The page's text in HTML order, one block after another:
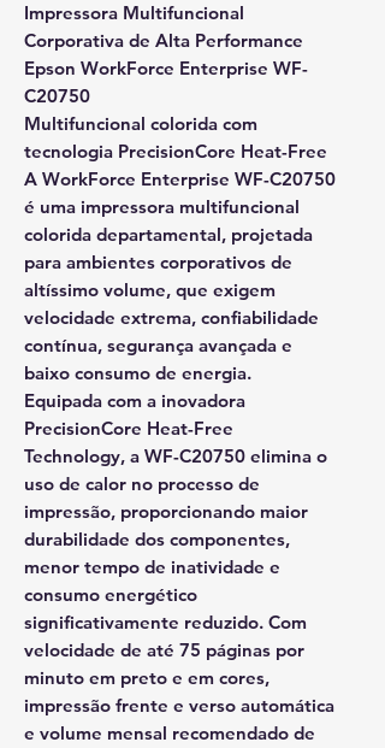
Impressora Multifuncional
Corporativa de Alta Performance
Epson WorkForce Enterprise WF-
C20750
Multifuncional colorida com
tecnologia PrecisionCore Heat-Free
A WorkForce Enterprise WF-C20750
é uma impressora multifuncional
colorida departamental, projetada
para ambientes corporativos de
altíssimo volume, que exigem
velocidade extrema, confiabilidade
contínua, segurança avançada e
baixo consumo de energia.
Equipada com a inovadora
PrecisionCore Heat-Free
Technology, a WF-C20750 elimina o
uso de calor no processo de
impressão, proporcionando maior
durabilidade dos componentes,
menor tempo de inatividade e
consumo energético
significativamente reduzido. Com
velocidade de até 75 páginas por
minuto em preto e em cores,
impressão frente e verso automática
e volume mensal recomendado de